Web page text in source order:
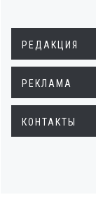
РЕДАКЦИЯ
РЕКЛАМА
КОНТАКТЫ